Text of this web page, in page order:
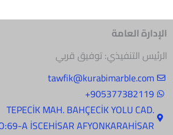
الإدارة العامة
الرئيس التنفيذي: توفيق قربي
tawfik@kurabimarble.com
905377382119+
.TEPECİK MAH. BAHÇECİK YOLU CAD
A İSCEHİSAR AFYONKARAHİSAR